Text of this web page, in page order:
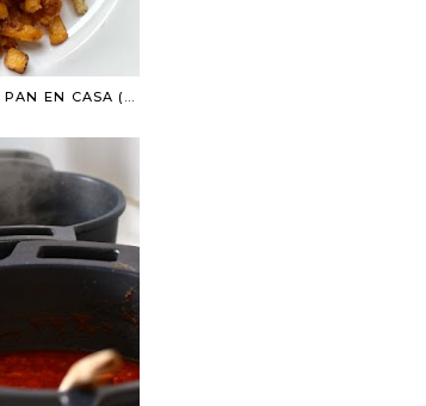
CÓMO PREPARAR MIGAS DE PAN EN CASA (MUY FÁCILES)